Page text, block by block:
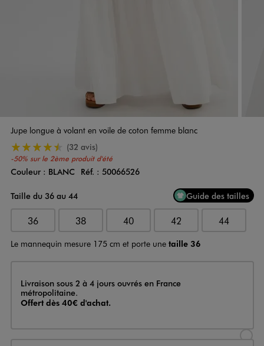
Jupe longue à volant en voile de coton femme blanc
-50% sur le 2ème produit d'été
4.5/5 de moyenne
(32 avis)
Couleur
Couleur : BLANC Réf. : 50066526
Taille du 36 au 44
Guide des tailles
36 38 40 42 44
Le mannequin mesure 175 cm et porte une taille 36
Livraison
Livraison sous 2 à 4 jours ouvrés en France
métropolitaine.
Offert dès 40€ d'achat.